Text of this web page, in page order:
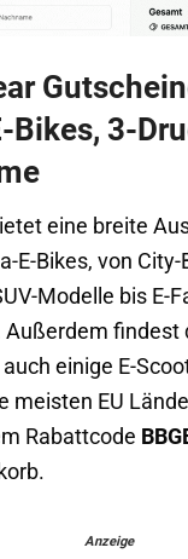
Bikes, 3-
eine breite
E-Bikes, von
Modelle bis E-
Außerdem findest
einige E-
meisten EU
Rabattcode
Anzeige